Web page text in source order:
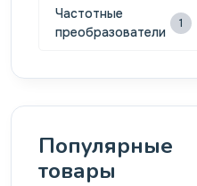
Частотные
преобразователи
1
Популярные
товары